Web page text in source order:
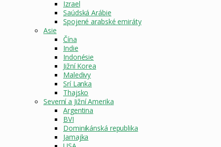
Izrael
Saúdská Arábie
Spojené arabské emiráty
Asie
Čína
Indie
Indonésie
Jižní Korea
Maledivy
Srí Lanka
Thajsko
Severní a Jižní Amerika
Argentina
BVI
Dominikánská republika
Jamajka